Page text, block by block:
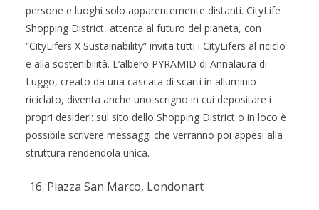
persone e luoghi solo apparentemente distanti. CityLife
Shopping District, attenta al futuro del pianeta, con
“CityLifers X Sustainability” invita tutti i CityLifers al riciclo
e alla sostenibilità. L’albero PYRAMID di Annalaura di
Luggo, creato da una cascata di scarti in alluminio
riciclato, diventa anche uno scrigno in cui depositare i
propri desideri: sul sito dello Shopping District o in loco è
possibile scrivere messaggi che verranno poi appesi alla
struttura rendendola unica.
Piazza San Marco, Londonart